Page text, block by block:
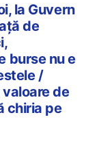
la Guvern
de
burse nu e
/
de
chiria pe